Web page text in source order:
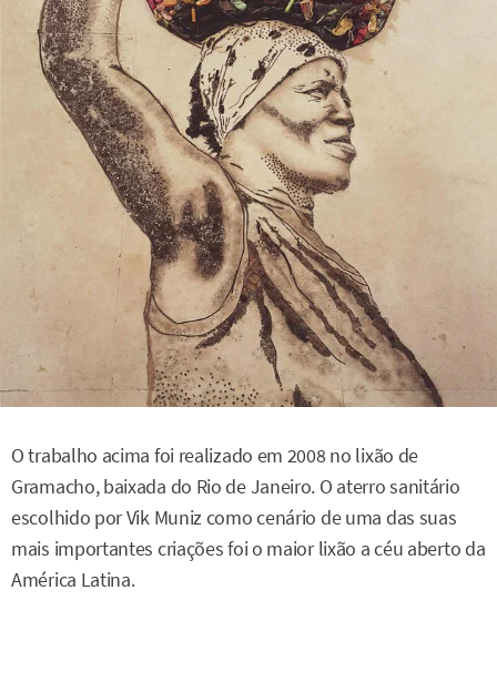
O trabalho acima foi realizado em 2008 no lixão de
Gramacho, baixada do Rio de Janeiro. O aterro sanitário
escolhido por Vik Muniz como cenário de uma das suas
mais importantes criações foi o maior lixão a céu aberto da
América Latina.